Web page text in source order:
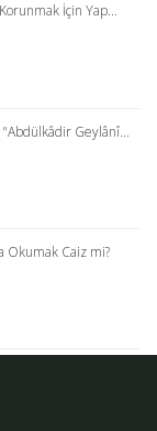
İçin Yap...
Geylânî...
Okumak Caiz mi?